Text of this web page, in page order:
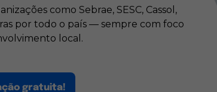
como Sebrae, SESC, Cassol,
por todo o país — sempre com foco
local.
gratuita!